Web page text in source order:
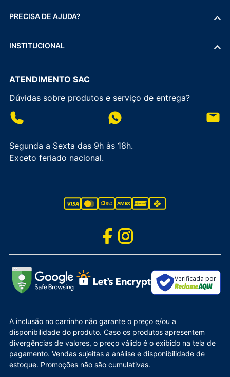
PRECISA DE AJUDA?
INSTITUCIONAL
ATENDIMENTO SAC
Dúvidas sobre produtos e serviço de entrega?
Segunda a Sexta das 9h às 18h.
Exceto feriado nacional.
Verificada por
A inclusão no carrinho não garante o preço e/ou a
disponibilidade do produto. Caso os produtos apresentem
divergências de valores, o preço válido é o exibido na tela de
pagamento. Vendas sujeitas a análise e disponibilidade de
estoque. Promoções não são cumulativas.